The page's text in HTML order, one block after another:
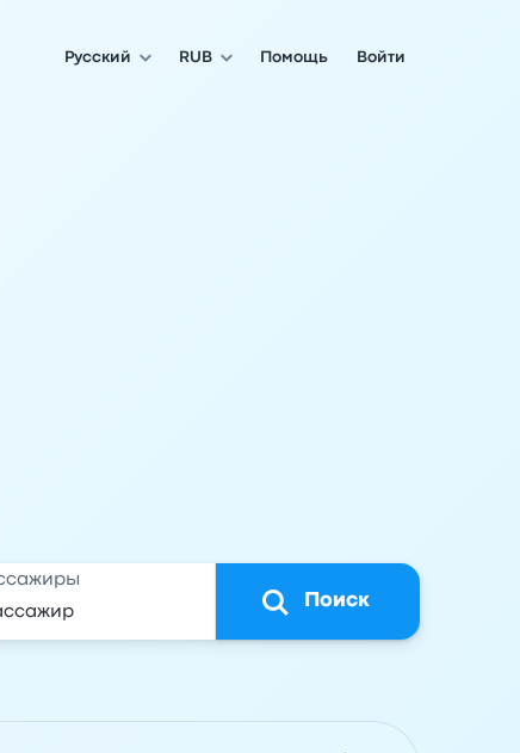
Русский RUB Помощь Войти
Поиск